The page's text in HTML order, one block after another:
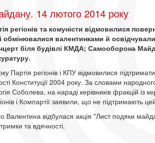
14 лютого 2014 року
регіонів та комуністи відмовилися
обмінювалися валентинками й
біля будівлі КМДА; Самооборона
Партія регіонів і КПУ відмовилися
Конституції 2004 року. За словами
Соболева, на нараді керівників фракцій із
і Компартії заявили, що не підтримають
відбулася акція "Лист подяки
та вдячності.